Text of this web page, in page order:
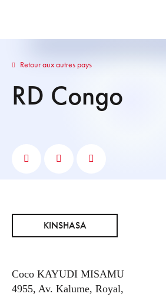
Retour aux autres pays
RD Congo
KINSHASA
Coco KAYUDI MISAMU
4955, Av. Kalume, Royal,